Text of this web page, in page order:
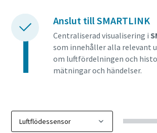
Anslut till SMARTLINK
Centraliserad visualisering i
som innehåller alla relevant
om luftfördelningen och
mätningar och händelser.